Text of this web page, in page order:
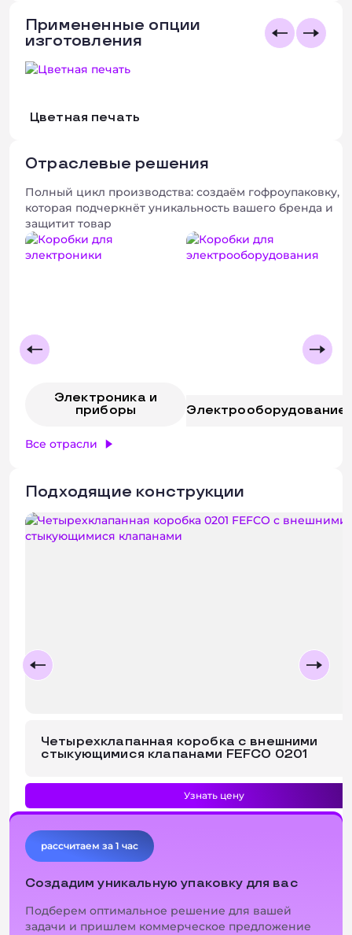
Примененные опции
изготовления
Цветная печать
Отраслевые решения
Полный цикл производства: создаём гофроупаковку,
которая подчеркнёт уникальность вашего бренда и
защитит товар
Электроника и
приборы
Электрооборудование
Все отрасли
Подходящие конструкции
Четырехклапанная коробка с внешними
стыкующимися клапанами FEFCO 0201
Узнать цену
рассчитаем за 1 час
Создадим уникальную упаковку для вас
Подберем оптимальное решение для вашей
задачи и пришлем коммерческое предложение